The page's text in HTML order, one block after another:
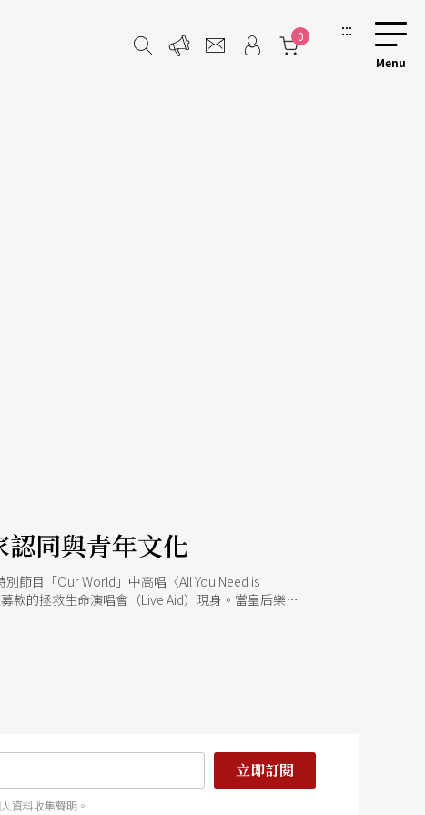
0 :::
同與青年文化
節目「Our World」中高唱〈All You Need is
款的拯救生命演唱會（Live Aid）現身。當皇后樂團
的男人們是愛與正義的代表，拯救著落後、饑餓、
一分子，我們更應該想起的是1970年因為沒去成胡
及搖滾樂、巴西東北部 Bahia 地區在地化的加勒比
西音樂」，變成了「必須專注聆聽」的音樂。 還有
立即訂閱
資料收集聲明。